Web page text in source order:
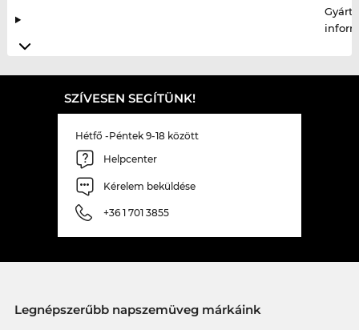
SZÍVESEN SEGÍTÜNK!
Hétfő -Péntek 9-18 között
Helpcenter
Kérelem beküldése
+36 1 701 3855
Legnépszerűbb napszemüveg márkáink